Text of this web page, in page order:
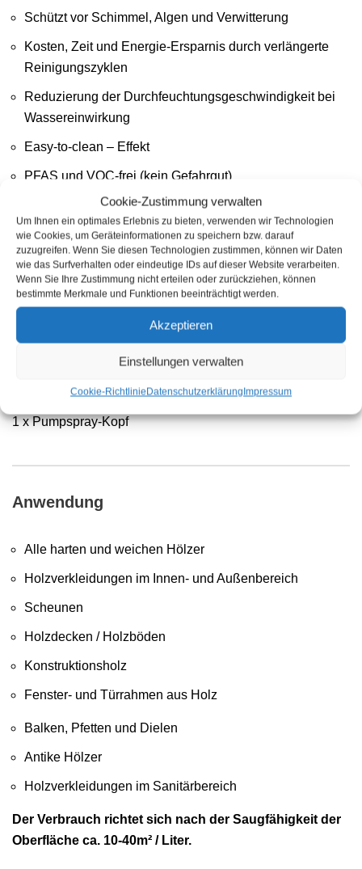
Cookie-Zustimmung verwalten
Um Ihnen ein optimales Erlebnis zu bieten, verwenden wir Technologien
wie Cookies, um Geräteinformationen zu speichern bzw. darauf
zuzugreifen. Wenn Sie diesen Technologien zustimmen, können wir Daten
wie das Surfverhalten oder eindeutige IDs auf dieser Website verarbeiten.
Wenn Sie Ihre Zustimmung nicht erteilen oder zurückziehen, können
bestimmte Merkmale und Funktionen beeinträchtigt werden.
Akzeptieren
Einstellungen verwalten
Cookie-RichtlinieDatenschutzerklärungImpressum
Schützt vor Schimmel, Algen und Verwitterung
Kosten, Zeit und Energie-Ersparnis durch verlängerte
Reinigungszyklen
Reduzierung der Durchfeuchtungsgeschwindigkeit bei
Wassereinwirkung
Easy-to-clean – Effekt
PFAS und VOC-frei (kein Gefahrgut)
versiegelte Flächen bleiben atmungsaktiv
Reduzierung der Verfärbung der Verwitterung
UV-stabil, frostbeständig und nahezu unsichtbar
Einfache Applikation (kann großflächig aufgesprüht
Haltbarkeit: bis zu 3-10 Jahre
1 x Liter-Flasche
1 x Pumpspray-Kopf
Anwendung
Alle harten und weichen Hölzer
Holzverkleidungen im Innen- und Außenbereich
Scheunen
Holzdecken / Holzböden
Konstruktionsholz
Fenster- und Türrahmen aus Holz
Balken, Pfetten und Dielen
Antike Hölzer
Holzverkleidungen im Sanitärbereich
Der Verbrauch richtet sich nach der Saugfähigkeit der
Oberfläche ca. 10-40m² / Liter.